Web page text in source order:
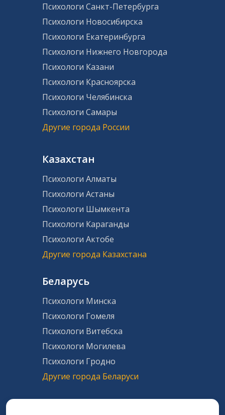
Психологи Санкт-Петербурга
Психологи Новосибирска
Психологи Екатеринбурга
Психологи Нижнего Новгорода
Психологи Казани
Психологи Красноярска
Психологи Челябинска
Психологи Самары
Другие города России
Казахстан
Психологи Алматы
Психологи Астаны
Психологи Шымкента
Психологи Караганды
Психологи Актобе
Другие города Казахстана
Беларусь
Психологи Минска
Психологи Гомеля
Психологи Витебска
Психологи Могилева
Психологи Гродно
Другие города Беларуси